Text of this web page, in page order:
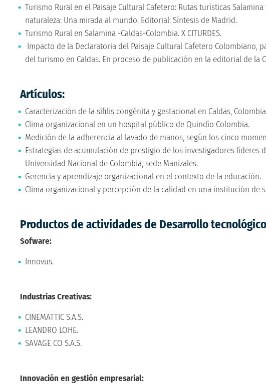
Turismo Rural en el Paisaje Cultural Cafetero: Rutas turísticas
naturaleza: Una mirada al mundo. Editorial: Síntesis de Madrid.
Turismo Rural en Salamina -Caldas-Colombia. X CITURDES.
Impacto de la Declaratoria del Paisaje Cultural Cafetero
del turismo en Caldas. En proceso de publicación en la editorial de la
Artículos:
Caracterización de la sífilis congénita y gestacional en Caldas, Colombia
Clima organizacional en un hospital público de Quindío Colombia.
Medición de la adherencia al lavado de manos, según los cinco
Estrategias de acumulación de prestigio de los investigadores
Universidad Nacional de Colombia, sede Manizales.
Gerencia y aprendizaje organizacional en el contexto de la educación.
Clima organizacional y percepción de la calidad en una institución de
Productos de actividades de Desarrollo
Sofware:
Innovus.
Industrias Creativas:
CINEMATTIC S.A.S.
LEANDRO LOHE.
SAVAGE CO S.A.S.
Innovación en gestión empresarial: